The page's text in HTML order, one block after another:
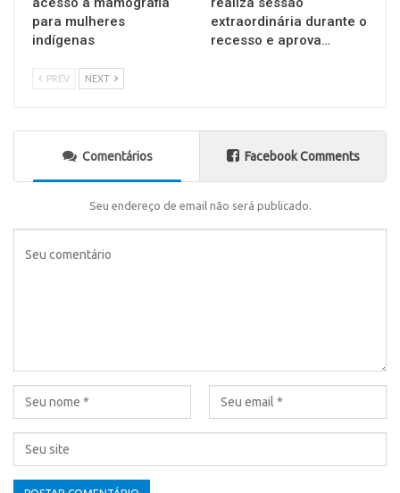
para mulheres
indígenas
extraordinária durante o
recesso e aprova…
PREV NEXT
Comentários Facebook Comments
Seu endereço de email não será publicado.